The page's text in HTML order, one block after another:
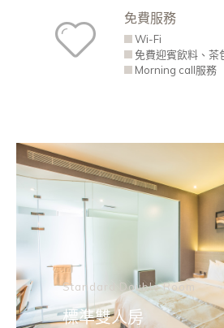
免費服務
Wi-Fi
免費迎賓飲料、茶
Morning call服務
Standard Double Room
標準雙人房